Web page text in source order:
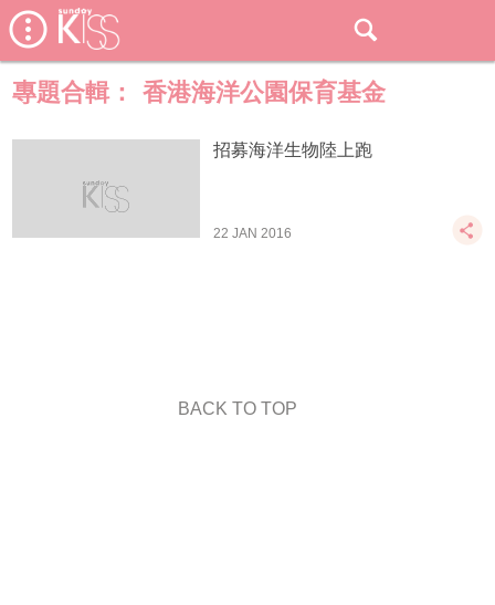
專題合輯： 香港海洋公園保育基金
招募海洋生物陸上跑
22 JAN 2016
BACK TO TOP